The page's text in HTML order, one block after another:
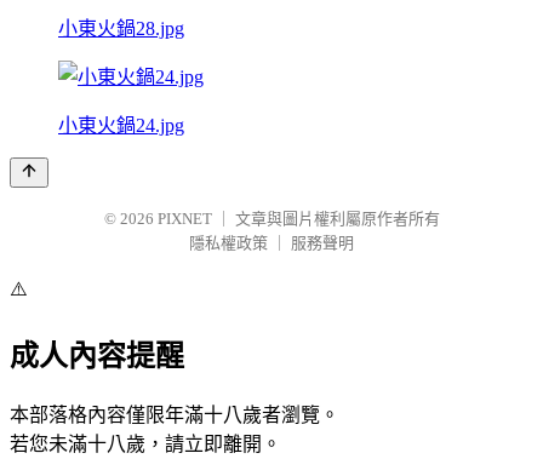
小東火鍋28.jpg
小東火鍋24.jpg
© 2026 PIXNET
文章與圖片權利屬原作者所有
隱私權政策
服務聲明
⚠️
成人內容提醒
本部落格內容僅限年滿十八歲者瀏覽。
若您未滿十八歲，請立即離開。